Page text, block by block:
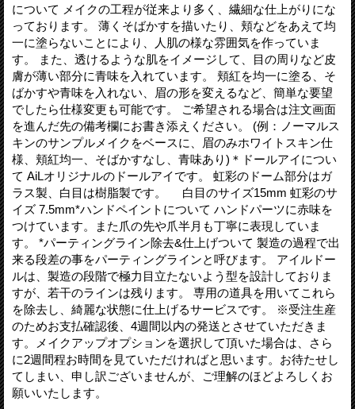
について メイクの工程が従来より多く、繊細な仕上がりにな
っております。 薄くそばかすを描いたり、頬などをあえて均
一に塗らないことにより、人肌の様な雰囲気を作っていま
す。 また、透けるような肌をイメージして、目の周りなど皮
膚が薄い部分に青味を入れています。 頬紅を均一に塗る、そ
ばかすや青味を入れない、眉の形を変えるなど、簡単な要望
でしたら仕様変更も可能です。 ご希望される場合は注文画面
を進んだ先の備考欄にお書き添えください。 (例：ノーマルス
キンのサンプルメイクをベースに、眉のみホワイトスキン仕
様、頬紅均一、そばかすなし、青味あり)＊ドールアイについ
て AiLオリジナルのドールアイです。 虹彩のドーム部分はガ
ラス製、白目は樹脂製です。 白目のサイズ15mm 虹彩のサ
イズ 7.5mm*ハンドペイントについて ハンドパーツに赤味を
つけています。また爪の先や爪半月も丁寧に表現していま
す。 *パーティングライン除去&仕上げついて 製造の過程で出
来る段差の事をパーティングラインと呼びます。 アイルドー
ルは、製造の段階で極力目立たないよう型を設計しておりま
すが、若干のラインは残ります。 専用の道具を用いてこれら
を除去し、綺麗な状態に仕上げるサービスです。 ※受注生産
のためお支払確認後、4週間以内の発送とさせていただきま
す。メイクアップオプションを選択して頂いた場合は、さら
に2週間程お時間を見ていただければと思います。お待たせし
てしまい、申し訳ございませんが、ご理解のほどよろしくお
願いいたします。